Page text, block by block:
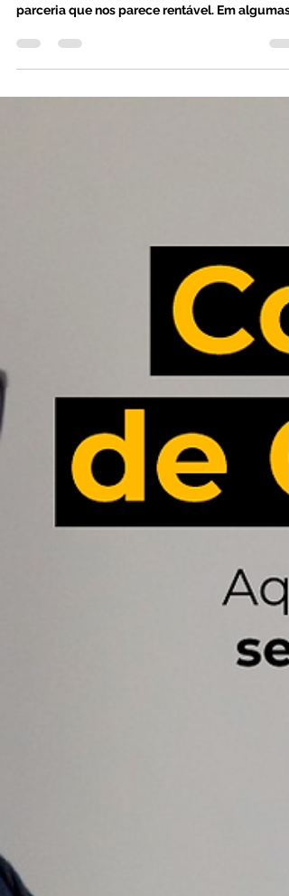
As vezes podemos fazer uma parceria que
parceria que nos parece rentável. Em algumas